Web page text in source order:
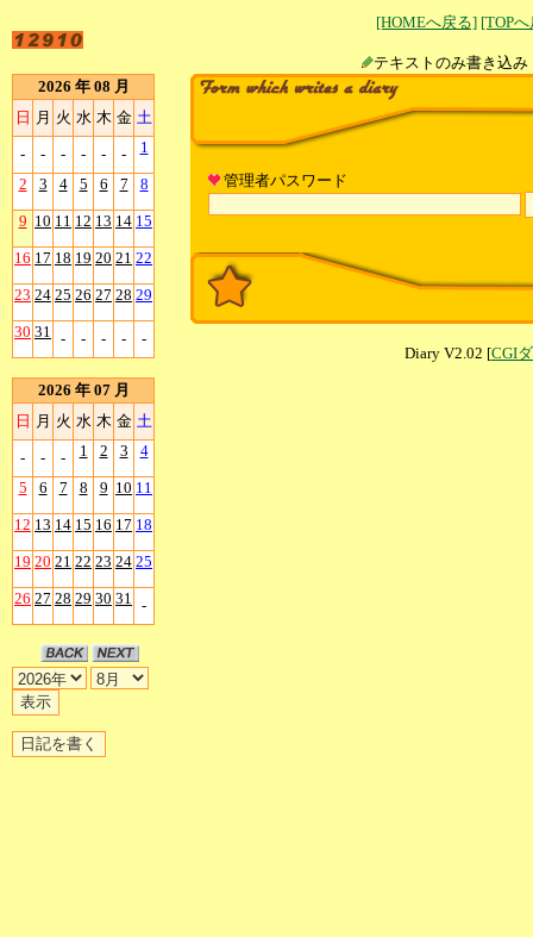
[HOMEへ戻る] [TOP
テキストのみ書
2026 年 08 月
日 月 火 水 木 金 土
- - - - - - 1
2 3 4 5 6 7 8
9 10 11 12 13 14 15
16 17 18 19 20 21 22
23 24 25 26 27 28 29
30 31 - - - - -
2026 年 07 月
日 月 火 水 木 金 土
- - - 1 2 3 4
5 6 7 8 9 10 11
12 13 14 15 16 17 18
19 20 21 22 23 24 25
26 27 28 29 30 31 -
管理者パスワード
Diary V2.02 [CGI